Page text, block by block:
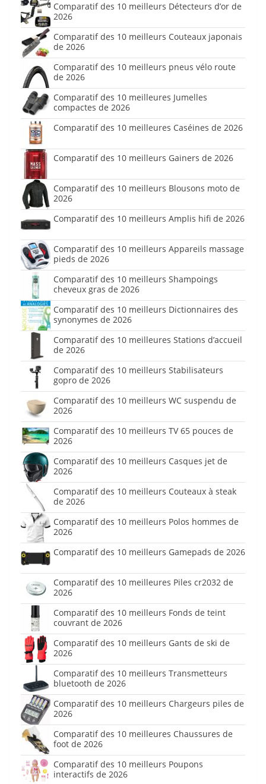
Comparatif des 10 meilleurs Détecteurs d’or de
2026
Comparatif des 10 meilleurs Couteaux japonais
de 2026
Comparatif des 10 meilleurs pneus vélo route
de 2026
Comparatif des 10 meilleures Jumelles
compactes de 2026
Comparatif des 10 meilleures Caséines de 2026
Comparatif des 10 meilleurs Gainers de 2026
Comparatif des 10 meilleurs Blousons moto de
2026
Comparatif des 10 meilleurs Amplis hifi de 2026
Comparatif des 10 meilleurs Appareils massage
pieds de 2026
Comparatif des 10 meilleurs Shampoings
cheveux gras de 2026
Comparatif des 10 meilleurs Dictionnaires des
synonymes de 2026
Comparatif des 10 meilleures Stations d’accueil
de 2026
Comparatif des 10 meilleurs Stabilisateurs
gopro de 2026
Comparatif des 10 meilleurs WC suspendu de
2026
Comparatif des 10 meilleurs TV 65 pouces de
2026
Comparatif des 10 meilleurs Casques jet de
2026
Comparatif des 10 meilleurs Couteaux à steak
de 2026
Comparatif des 10 meilleurs Polos hommes de
2026
Comparatif des 10 meilleurs Gamepads de 2026
Comparatif des 10 meilleures Piles cr2032 de
2026
Comparatif des 10 meilleurs Fonds de teint
couvrant de 2026
Comparatif des 10 meilleurs Gants de ski de
2026
Comparatif des 10 meilleurs Transmetteurs
bluetooth de 2026
Comparatif des 10 meilleurs Chargeurs piles de
2026
Comparatif des 10 meilleures Chaussures de
foot de 2026
Comparatif des 10 meilleurs Poupons
interactifs de 2026